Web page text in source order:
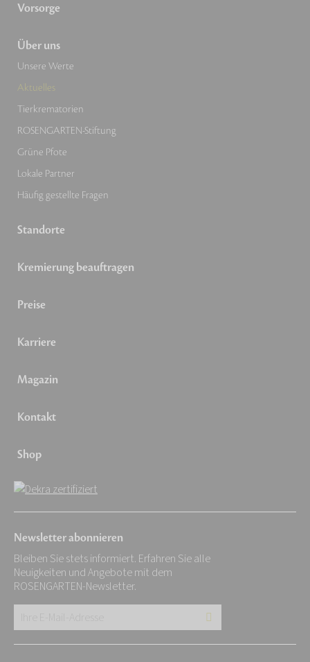
Vorsorge
Über uns
Unsere Werte
Aktuelles
Tierkrematorien
ROSENGARTEN-Stiftung
Grüne Pfote
Lokale Partner
Häufig gestellte Fragen
Standorte
Kremierung beauftragen
Preise
Karriere
Magazin
Kontakt
Shop
Newsletter abonnieren
Bleiben Sie stets informiert. Erfahren Sie alle
Neuigkeiten und Angebote mit dem
ROSENGARTEN-Newsletter.